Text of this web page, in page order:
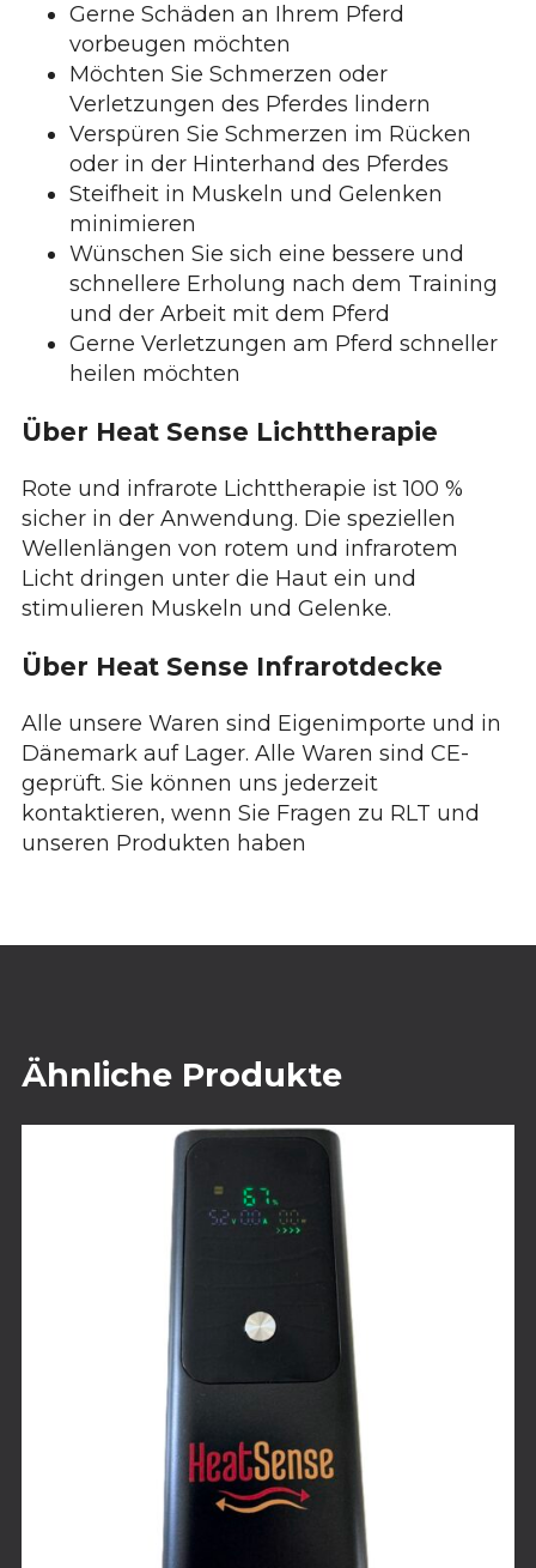
Gerne Schäden an Ihrem Pferd
vorbeugen möchten
Möchten Sie Schmerzen oder
Verletzungen des Pferdes lindern
Verspüren Sie Schmerzen im Rücken
oder in der Hinterhand des Pferdes
Steifheit in Muskeln und Gelenken
minimieren
Wünschen Sie sich eine bessere und
schnellere Erholung nach dem Training
und der Arbeit mit dem Pferd
Gerne Verletzungen am Pferd schneller
heilen möchten
Über Heat Sense Lichttherapie
Rote und infrarote Lichttherapie ist 100 %
sicher in der Anwendung. Die speziellen
Wellenlängen von rotem und infrarotem
Licht dringen unter die Haut ein und
stimulieren Muskeln und Gelenke.
Über Heat Sense Infrarotdecke
Alle unsere Waren sind Eigenimporte und in
Dänemark auf Lager. Alle Waren sind CE-
geprüft. Sie können uns jederzeit
kontaktieren, wenn Sie Fragen zu RLT und
unseren Produkten haben
Ähnliche Produkte